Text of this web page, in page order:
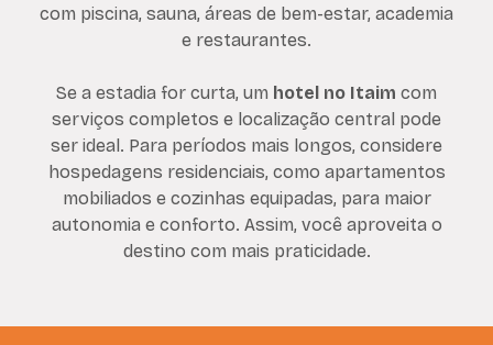
com piscina, sauna, áreas de bem-estar, academia
e restaurantes.
Se a estadia for curta, um hotel no Itaim com
serviços completos e localização central pode
ser ideal. Para períodos mais longos, considere
hospedagens residenciais, como apartamentos
mobiliados e cozinhas equipadas, para maior
autonomia e conforto. Assim, você aproveita o
destino com mais praticidade.